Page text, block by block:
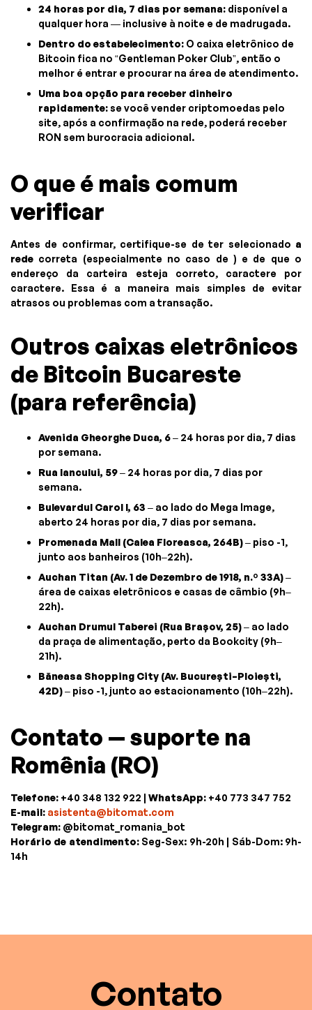
24 horas por dia, 7 dias por semana: disponível a
qualquer hora — inclusive à noite e de madrugada.
Dentro do estabelecimento: O caixa eletrônico de
Bitcoin fica no “Gentleman Poker Club”, então o
melhor é entrar e procurar na área de atendimento.
Uma boa opção para receber dinheiro
rapidamente:se você vender criptomoedas pelo
site, após a confirmação na rede, poderá receber
RON sem burocracia adicional.
O que é mais comum
verificar
Antes de confirmar, certifique-se de ter selecionado a
rede correta (especialmente no caso de ) e de que o
endereço da carteira esteja correto, caractere por
caractere. Essa é a maneira mais simples de evitar
atrasos ou problemas com a transação.
Outros caixas eletrônicos
de Bitcoin Bucareste
(para referência)
Avenida Gheorghe Duca, 6– 24 horas por dia, 7 dias
por semana.
Rua Iancului, 59– 24 horas por dia, 7 dias por
semana.
Bulevardul Carol I, 63 – ao lado do Mega Image,
aberto 24 horas por dia, 7 dias por semana.
Promenada Mall (Calea Floreasca, 264B)– piso -1,
junto aos banheiros (10h–22h).
Auchan Titan (Av. 1 de Dezembro de 1918, n.º 33A)–
área de caixas eletrônicos e casas de câmbio (9h–
22h).
Auchan Drumul Taberei (Rua Brașov, 25)– ao lado
da praça de alimentação, perto da Bookcity (9h–
21h).
Băneasa Shopping City (Av. București–Ploiești,
42D)– piso -1, junto ao estacionamento (10h–22h).
Contato — suporte na
Romênia (RO)
Telefone: +40 348 132 922 | WhatsApp: +40 773 347 752
E-mail: asistenta@bitomat.com
Telegram: @bitomat_romania_bot
Horário de atendimento:Seg-Sex: 9h-20h | Sáb-Dom: 9h-
14h
Contato